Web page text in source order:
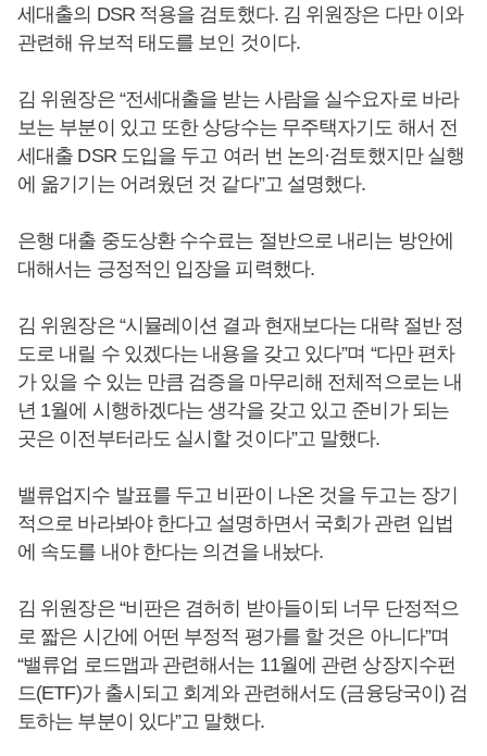
세대출의 DSR 적용을 검토했다. 김 위원장은 다만 이와
관련해 유보적 태도를 보인 것이다.
김 위원장은 “전세대출을 받는 사람을 실수요자로 바라
보는 부분이 있고 또한 상당수는 무주택자기도 해서 전
세대출 DSR 도입을 두고 여러 번 논의·검토했지만 실행
에 옮기기는 어려웠던 것 같다”고 설명했다.
은행 대출 중도상환 수수료는 절반으로 내리는 방안에
대해서는 긍정적인 입장을 피력했다.
김 위원장은 “시뮬레이션 결과 현재보다는 대략 절반 정
도로 내릴 수 있겠다는 내용을 갖고 있다”며 “다만 편차
가 있을 수 있는 만큼 검증을 마무리해 전체적으로는 내
년 1월에 시행하겠다는 생각을 갖고 있고 준비가 되는
곳은 이전부터라도 실시할 것이다”고 말했다.
밸류업지수 발표를 두고 비판이 나온 것을 두고는 장기
적으로 바라봐야 한다고 설명하면서 국회가 관련 입법
에 속도를 내야 한다는 의견을 내놨다.
김 위원장은 “비판은 겸허히 받아들이되 너무 단정적으
로 짧은 시간에 어떤 부정적 평가를 할 것은 아니다”며
“밸류업 로드맵과 관련해서는 11월에 관련 상장지수펀
드(ETF)가 출시되고 회계와 관련해서도 (금융당국이) 검
토하는 부분이 있다”고 말했다.